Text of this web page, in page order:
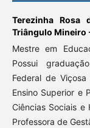
Terezinha
Triângulo Mineiro
Mestre em
Possui
Federal de
Ensino Superior e
Ciências Sociais e
Professora de